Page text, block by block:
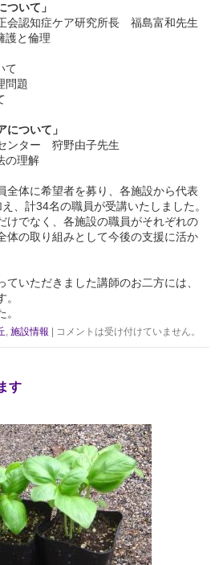
ついて」
知症ケア研究所長 福島富和先生
と倫理
て
題
について」
ター 狩野由子先生
理解
全体に希望者を募り、各施設から代表
、計34名の職員が受講いたしました。
けでなく、各施設の職員がそれぞれの
体の取り組みとして今後の支援に活か
ていただきました講師のお二方には、
,施設情報 コメントは受け付けていません。
す